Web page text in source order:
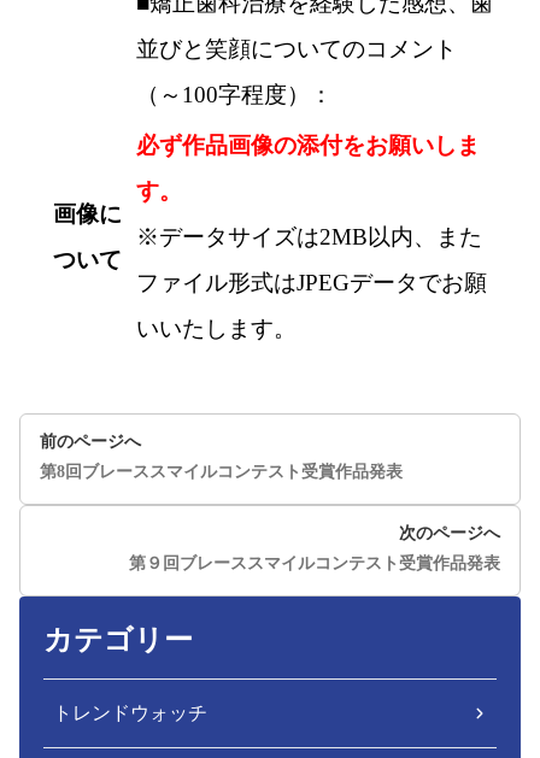
並びと笑顔についてのコメント
（～100字程度）：
画像に
ついて
必ず作品画像の添付をお願いしま
す。
※データサイズは2MB以内、また
ファイル形式はJPEGデータでお願
いいたします。
前のページへ
第8回ブレーススマイルコンテスト受賞作品発表
次のページへ
第９回ブレーススマイルコンテスト受賞作品発表
カテゴリー
トレンドウォッチ